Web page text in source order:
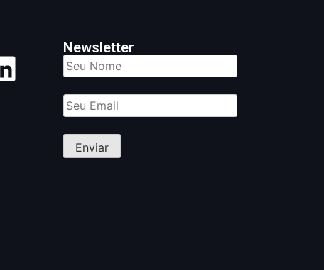
Newsletter